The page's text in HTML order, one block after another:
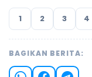
1 2 3 4
BAGIKAN BERITA: